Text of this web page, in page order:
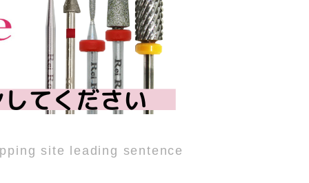
site leading sentence